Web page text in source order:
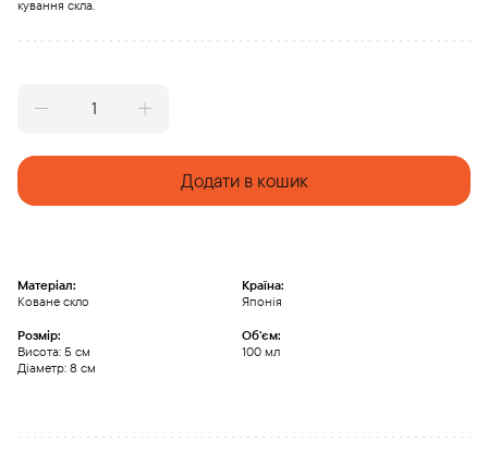
кування скла.
скла
Додати в кошик
Матеріал:
Коване скло
Країна:
Японія
Розмір:
Висота: 5 см
Діаметр: 8 см
Обʼєм:
100 мл